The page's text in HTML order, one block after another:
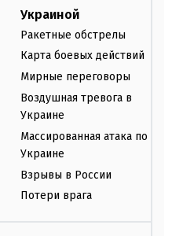
Украиной
Ракетные обстрелы
Карта боевых действий
Мирные переговоры
Воздушная тревога в
Украине
Массированная атака по
Украине
Взрывы в России
Потери врага